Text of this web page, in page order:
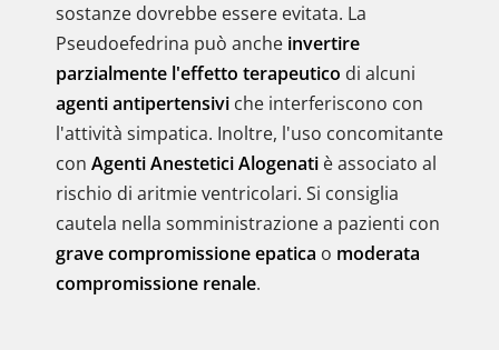
sostanze dovrebbe essere evitata. La
Pseudoefedrina può anche invertire
parzialmente l'effetto terapeutico di alcuni
agenti antipertensivi che interferiscono con
l'attività simpatica. Inoltre, l'uso concomitante
con Agenti Anestetici Alogenati è associato al
rischio di aritmie ventricolari. Si consiglia
cautela nella somministrazione a pazienti con
grave compromissione epatica o moderata
compromissione renale.